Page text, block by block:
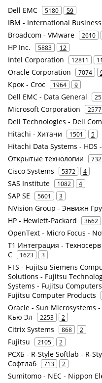
Dell EMC 5180 59
IBM - International
Broadcom - VMware 2610
HP Inc. 5883 12
Intel Corporation 12811 11
Oracle Corporation 7074
Крок - Croc 1964 9
Dell EMC - Data General 25
Microsoft Corporation
Dell Technologies - Dell
Hitachi - Хитачи 1501 5
Hitachi Data Systems - HDS
Открытые технологии 732
Cisco Systems 5372 4
SAS Institute 1082 4
SAP SE 5601 3
NVision Group - Энвижн
HP - Hewlett-Packard 3662
OpenText - Micro Focus -
Т1 Интеграция -
С
1623 3
FTS - Fujitsu Siemens
Solutions - Fujitsu
Systems - Fujitsu
Fujitsu Computer Products
Oracle - Sun Microsystems
Кью Эл
2253 2
Citrix Systems 868 2
Fujitsu 2105 2
РСХБ - R-Style Softlab - R-
Софтлаб
713 2
Sumitomo - NEC - Nippon